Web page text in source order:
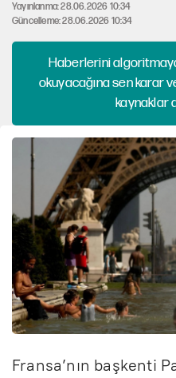
Yayınlanma: 28.06.2026 10:34
Güncelleme: 28.06.2026 10:34
Haberlerini
okuyacağına sen karar
kaynaklar
Fransa’nın başkenti